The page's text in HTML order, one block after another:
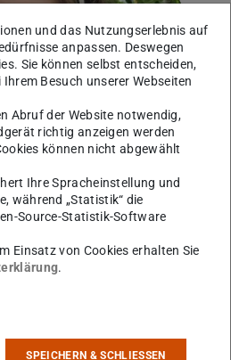
und das Nutzungserlebnis auf
anpassen. Deswegen
Sie können selbst entscheiden,
Besuch unserer Webseiten
Abruf der Website notwendig,
richtig anzeigen werden
können nicht abgewählt
Ihre Spracheinstellung und
während „Statistik“ die
Source-Statistik-Software
Einsatz von Cookies erhalten Sie
.
SPEICHERN & SCHLIESSEN